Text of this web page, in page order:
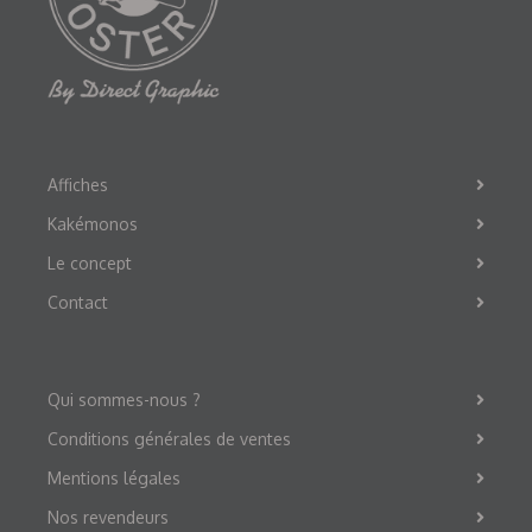
Affiches
Kakémonos
Le concept
Contact
Qui sommes-nous ?
Conditions générales de ventes
Mentions légales
Nos revendeurs